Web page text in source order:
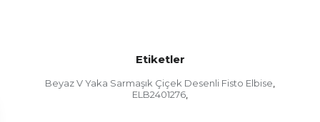
Etiketler
Beyaz V Yaka Sarmaşık Çiçek Desenli Fisto Elbise,
ELB2401276,